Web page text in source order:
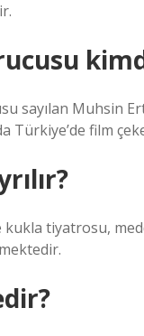
sayılan Muhsin
Türkiye’de film
tiyatrosu,